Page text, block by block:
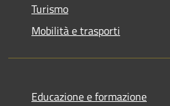
Turismo
Mobilità e trasporti
Educazione e formazione